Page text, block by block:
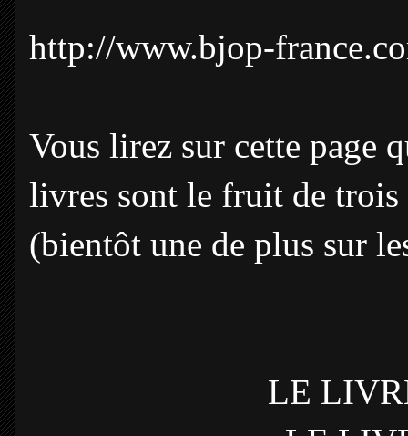
http://www.bjop-
Vous lirez sur cette page
livres sont le fruit de trois
(bientôt une de plus sur
LE